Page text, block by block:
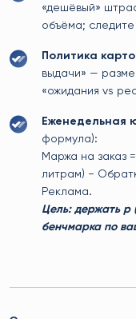
«дешёвый»
объёма; следите
Политика
выдачи» —
«ожидания vs
Еженедельная
формула):
Маржа на заказ
литрам) −
Реклама.
Цель: держать p
бенчмарка по